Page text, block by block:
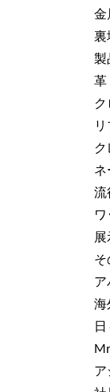
金
裏
製
革
ネ
流
そ
ア
海